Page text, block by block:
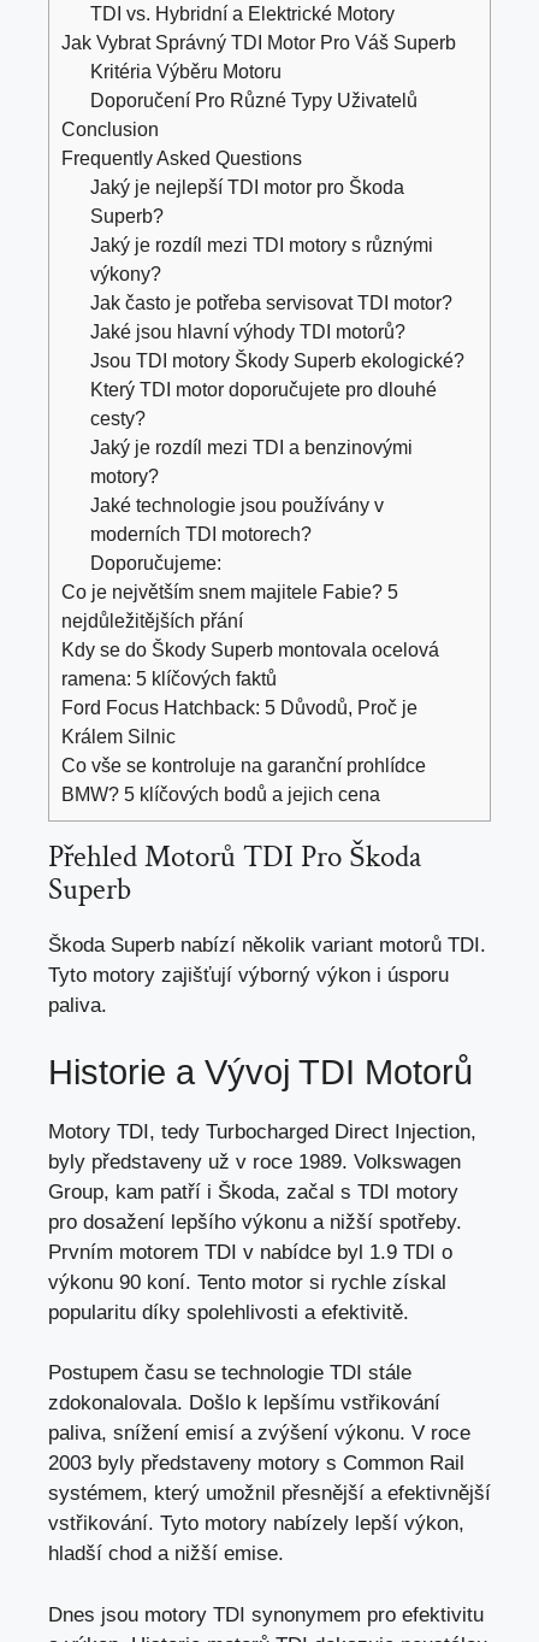
TDI vs. Hybridní a Elektrické Motory
Jak Vybrat Správný TDI Motor Pro Váš Superb
Kritéria Výběru Motoru
Doporučení Pro Různé Typy Uživatelů
Conclusion
Frequently Asked Questions
Jaký je nejlepší TDI motor pro Škoda
Superb?
Jaký je rozdíl mezi TDI motory s různými
výkony?
Jak často je potřeba servisovat TDI motor?
Jaké jsou hlavní výhody TDI motorů?
Jsou TDI motory Škody Superb ekologické?
Který TDI motor doporučujete pro dlouhé
cesty?
Jaký je rozdíl mezi TDI a benzinovými
motory?
Jaké technologie jsou používány v
moderních TDI motorech?
Doporučujeme:
Co je největším snem majitele Fabie? 5
nejdůležitějších přání
Kdy se do Škody Superb montovala ocelová
ramena: 5 klíčových faktů
Ford Focus Hatchback: 5 Důvodů, Proč je
Králem Silnic
Co vše se kontroluje na garanční prohlídce
BMW? 5 klíčových bodů a jejich cena
Přehled Motorů TDI Pro Škoda
Superb
Škoda Superb nabízí několik variant motorů TDI.
Tyto motory zajišťují výborný výkon i úsporu
paliva.
Historie a Vývoj TDI Motorů
Motory TDI, tedy Turbocharged Direct Injection,
byly představeny už v roce 1989. Volkswagen
Group, kam patří i Škoda, začal s TDI motory
pro dosažení lepšího výkonu a nižší spotřeby.
Prvním motorem TDI v nabídce byl 1.9 TDI o
výkonu 90 koní. Tento motor si rychle získal
popularitu díky spolehlivosti a efektivitě.
Postupem času se technologie TDI stále
zdokonalovala. Došlo k lepšímu vstřikování
paliva, snížení emisí a zvýšení výkonu. V roce
2003 byly představeny motory s Common Rail
systémem, který umožnil přesnější a efektivnější
vstřikování. Tyto motory nabízely lepší výkon,
hladší chod a nižší emise.
Dnes jsou motory TDI synonymem pro efektivitu